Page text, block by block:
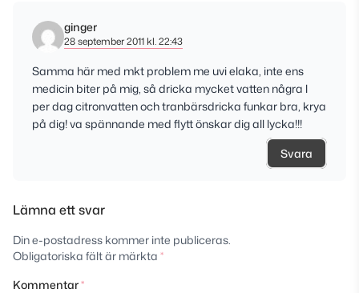
ginger
28 september 2011 kl. 22:43
Samma här med mkt problem me uvi elaka, inte ens
medicin biter på mig, så dricka mycket vatten några l
per dag citronvatten och tranbärsdricka funkar bra, krya
på dig! va spännande med flytt önskar dig all lycka!!!
Svara
Lämna ett svar
Din e-postadress kommer inte publiceras.
Obligatoriska fält är märkta *
Kommentar*